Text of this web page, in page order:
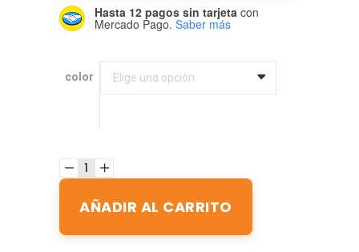
Hasta 12 pagos sin tarjeta con
Mercado Pago. Saber más
color Elige una opción
color
AÑADIR AL CARRITO